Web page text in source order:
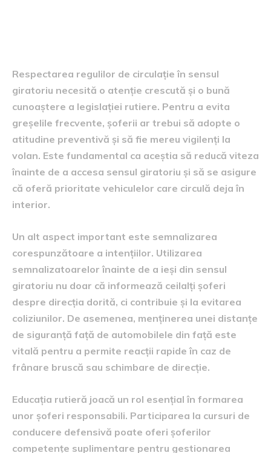
Respectarea regulilor de circulație în sensul
giratoriu necesită o atenție crescută și o bună
cunoaștere a legislației rutiere. Pentru a evita
greșelile frecvente, șoferii ar trebui să adopte o
atitudine preventivă și să fie mereu vigilenți la
volan. Este fundamental ca aceștia să reducă viteza
înainte de a accesa sensul giratoriu și să se asigure
că oferă prioritate vehiculelor care circulă deja în
interior.
Un alt aspect important este semnalizarea
corespunzătoare a intențiilor. Utilizarea
semnalizatoarelor înainte de a ieși din sensul
giratoriu nu doar că informează ceilalți șoferi
despre direcția dorită, ci contribuie și la evitarea
coliziunilor. De asemenea, menținerea unei distanțe
de siguranță față de automobilele din față este
vitală pentru a permite reacții rapide în caz de
frânare bruscă sau schimbare de direcție.
Educația rutieră joacă un rol esențial în formarea
unor șoferi responsabili. Participarea la cursuri de
conducere defensivă poate oferi șoferilor
competențe suplimentare pentru gestionarea